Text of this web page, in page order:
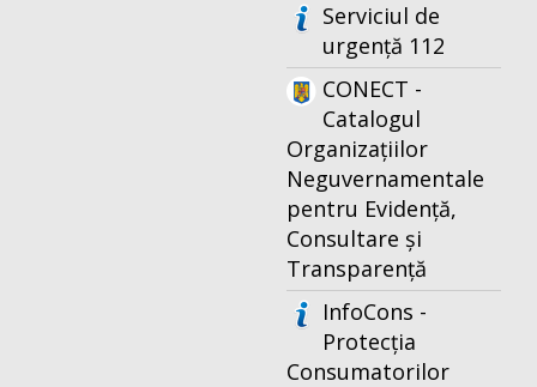
Serviciul de
urgență 112
CONECT -
Catalogul
Organizațiilor
Neguvernamentale
pentru Evidență,
Consultare și
Transparență
InfoCons -
Protecția
Consumatorilor